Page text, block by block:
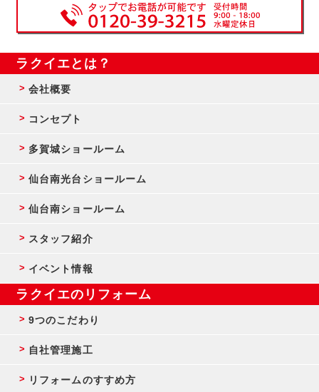
ラクイエとは？
会社概要
コンセプト
多賀城ショールーム
仙台南光台ショールーム
仙台南ショールーム
スタッフ紹介
イベント情報
ラクイエのリフォーム
9つのこだわり
自社管理施工
リフォームのすすめ方